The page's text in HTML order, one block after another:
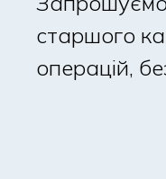
старшого
операцій,